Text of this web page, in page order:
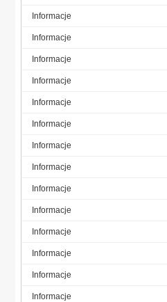
Informacje
Informacje
Informacje
Informacje
Informacje
Informacje
Informacje
Informacje
Informacje
Informacje
Informacje
Informacje
Informacje
Informacje